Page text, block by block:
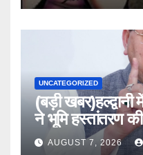
UNCATEGORIZED
(बड़ी खबर)हल्द्वानी
ने भूमि हस्तांतरण
AUGUST 7, 2026